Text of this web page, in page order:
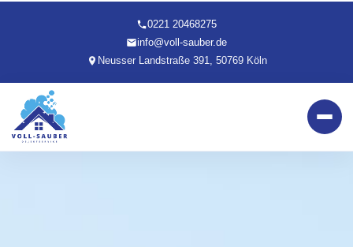
0221 20468275
info@voll-sauber.de
Neusser Landstraße 391, 50769 Köln